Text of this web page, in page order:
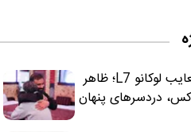
معایب لوکانو L7؛ ظاهر
دردسرهای پنهان